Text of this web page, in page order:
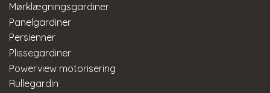
Mørklægningsgardiner
Panelgardiner
Persienner
Plissegardiner
Powerview motorisering
Rullegardin